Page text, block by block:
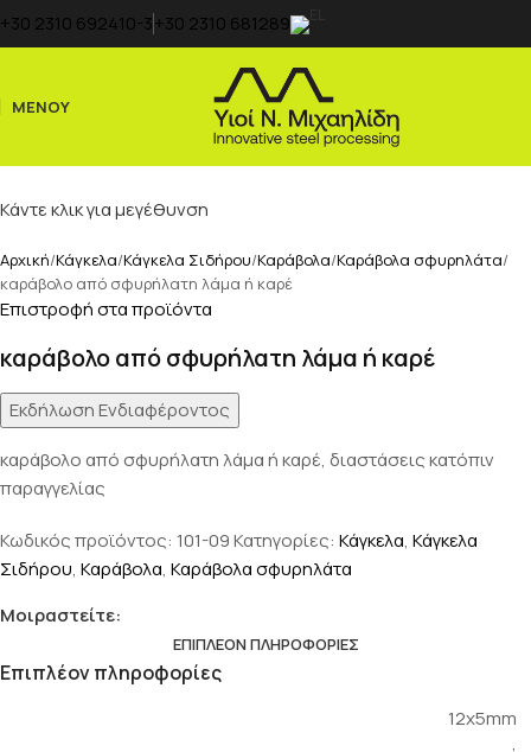
+30 2310 692410-3+30 2310 681289
ΜΕΝΟΎ
Κάντε κλικ για μεγέθυνση
Αρχική Κάγκελα Κάγκελα Σιδήρου Καράβολα Καράβολα σφυρηλάτα
καράβολο από σφυρήλατη λάμα ή καρέ
Επιστροφή στα προϊόντα
καράβολο από σφυρήλατη λάμα ή καρέ
Εκδήλωση Ενδιαφέροντος
καράβολο από σφυρήλατη λάμα ή καρέ, διαστάσεις κατόπιν
παραγγελίας
Κωδικός προϊόντος: 101-09Κατηγορίες: Κάγκελα, Κάγκελα
Σιδήρου, Καράβολα, Καράβολα σφυρηλάτα
Μοιραστείτε:
ΕΠΙΠΛΈΟΝ ΠΛΗΡΟΦΟΡΊΕΣ
Επιπλέον πληροφορίες
12x5mm
,